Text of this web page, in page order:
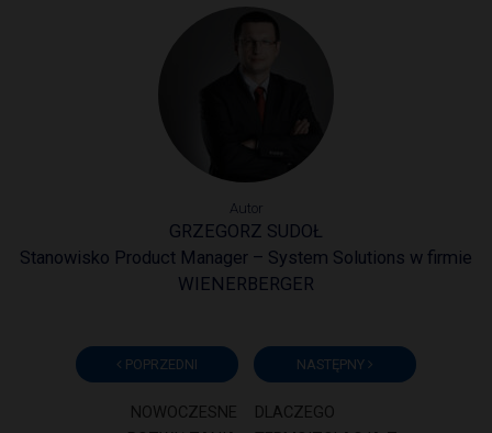
Autor
GRZEGORZ SUDOŁ
Stanowisko Product Manager – System Solutions w firmie
WIENERBERGER
POPRZEDNI
NOWOCZESNE
NASTĘPNY
DLACZEGO